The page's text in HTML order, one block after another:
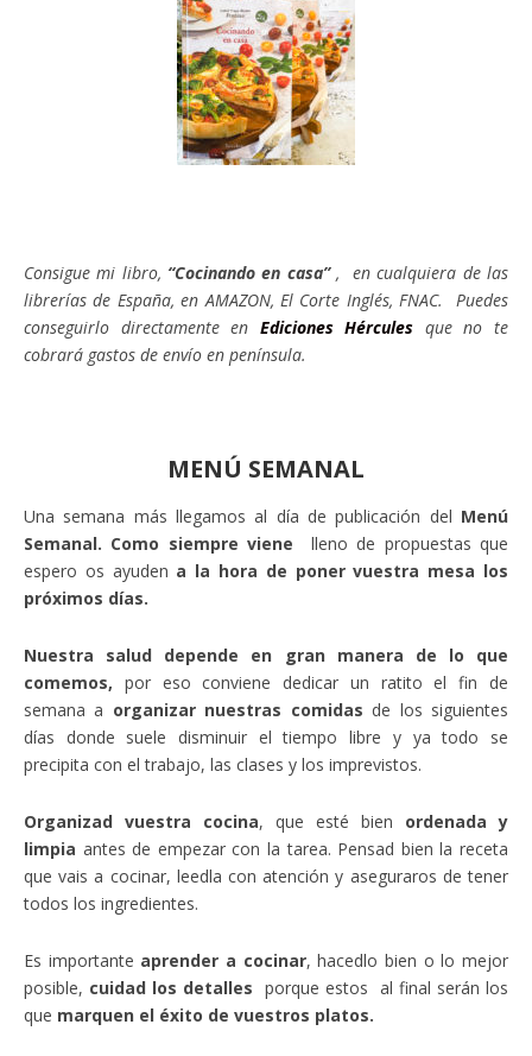
Consigue mi libro, “Cocinando en casa”, en cualquiera de las
librerías de España, en AMAZON, El Corte Inglés, FNAC. Puedes
conseguirlo directamente en Ediciones Hércules que no te
cobrará gastos de envío en península.
MENÚ SEMANAL
Una semana más llegamos al día de publicación del Menú
Semanal. Como siempre viene lleno de propuestas que
espero os ayuden a la hora de poner vuestra mesa los
próximos días.
Nuestra salud depende en gran manera de lo que
comemos, por eso conviene dedicar un ratito el fin de
semana a organizar nuestras comidas de los siguientes
días donde suele disminuir el tiempo libre y ya todo se
precipita con el trabajo, las clases y los imprevistos.
Organizad vuestra cocina, que esté bien ordenada y
limpia antes de empezar con la tarea. Pensad bien la receta
que vais a cocinar, leedla con atención y aseguraros de tener
todos los ingredientes.
Es importante aprender a cocinar, hacedlo bien o lo mejor
posible, cuidad los detalles porque estos al final serán los
que marquen el éxito de vuestros platos.